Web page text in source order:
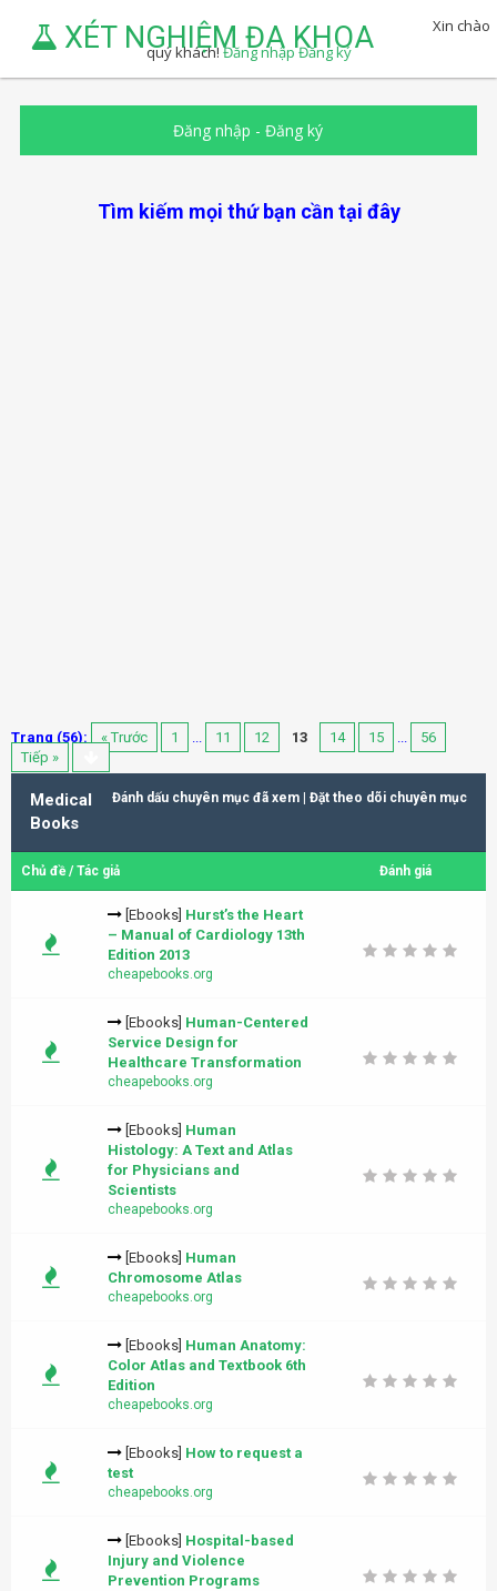
XÉT NGHIỆM ĐA KHOA
Xin chào
quý khách!Đăng nhậpĐăng ký
Đăng nhập -Đăng ký
Tìm kiếm mọi thứ bạn cần tại đây
Trang (56): « Trước 1 ... 11 12 13 14 15 ...
56
Tiếp »
Đánh dấu chuyên mục đã xem Đặt theo dõi chuyên mục
Medical
Books
Chủ đề/Tác giả Đánh giá
[Ebooks] Hurst’s the Heart
– Manual of Cardiology 13th
Edition 2013
cheapebooks.org
[Ebooks] Human-Centered
Service Design for
Healthcare Transformation
cheapebooks.org
[Ebooks] Human
Histology: A Text and Atlas
for Physicians and
Scientists
cheapebooks.org
[Ebooks] Human
Chromosome Atlas
cheapebooks.org
[Ebooks] Human Anatomy:
Color Atlas and Textbook 6th
Edition
cheapebooks.org
[Ebooks] How to request a
test
cheapebooks.org
[Ebooks] Hospital-based
Injury and Violence
Prevention Programs